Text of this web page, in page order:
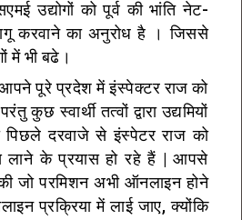
उद्योगों को पूर्व की भांति नेट-
करवाने का अनुरोध है । जिससे
में भी बढे।
आपने पूरे प्रदेश में इंस्पेक्टर राज को
कुछ स्वार्थी तत्वों द्वारा उद्यमियों
पिछले दरवाजे से इंस्पेटर राज को
लाने के प्रयास हो रहे हैं | आपसे
जो परमिशन अभी ऑनलाइन होने
प्रक्रिया में लाई जाए, क्योंकि